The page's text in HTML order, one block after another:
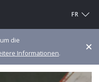
FR
die
Informationen.